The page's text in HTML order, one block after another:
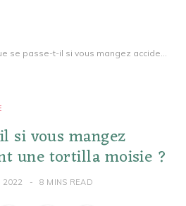
Que se passe-t-il si vous mangez accidentellement une tortilla moisie ?
si vous mangez
une tortilla moisie ?
2022 8 MINS READ